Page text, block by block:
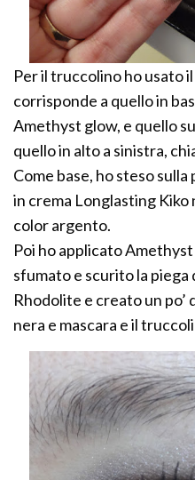
Per il truccolino ho usato
corrisponde a quello in
Amethyst glow, e quello
quello in alto a sinistra,
Come base, ho steso
in crema Longlasting Kiko
color argento.
Poi ho applicato
sfumato e scurito la piega
Rhodolite e creato un po’
nera e mascara e il